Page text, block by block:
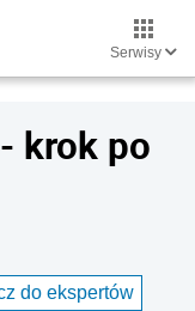
Serwisy
krok po
do ekspertów